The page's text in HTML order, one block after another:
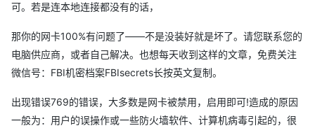
可。若是连本地连接都没有的话，
那你的网卡100%有问题了——不是没装好就是坏了。请您联系您的
电脑供应商，或者自己解决。也想每天收到这样的文章，免费关注
微信号：FBI机密档案FBIsecrets长按英文复制。
出现错误769的错误，大多数是网卡被禁用，启用即可!造成的原因
一般为：用户的误操作或一些防火墙软件、计算机病毒引起的，很